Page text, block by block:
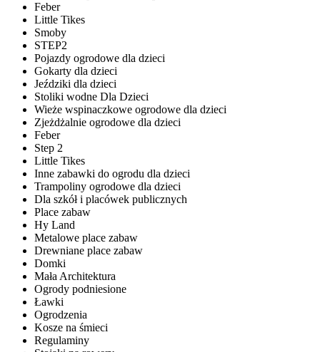
Feber
Little Tikes
Smoby
STEP2
Pojazdy ogrodowe dla dzieci
Gokarty dla dzieci
Jeździki dla dzieci
Stoliki wodne Dla Dzieci
Wieże wspinaczkowe ogrodowe dla dzieci
Zjeżdżalnie ogrodowe dla dzieci
Feber
Step 2
Little Tikes
Inne zabawki do ogrodu dla dzieci
Trampoliny ogrodowe dla dzieci
Dla szkół i placówek publicznych
Place zabaw
Hy Land
Metalowe place zabaw
Drewniane place zabaw
Domki
Mała Architektura
Ogrody podniesione
Ławki
Ogrodzenia
Kosze na śmieci
Regulaminy